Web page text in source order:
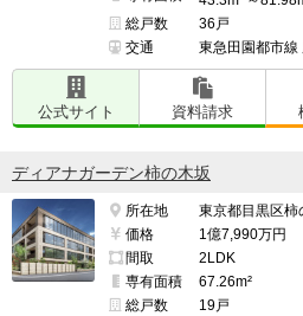
総戸数
36戸
交通
東急田園都市線
公式サイト 資料請求
ディアナガーデン柿の木坂
所在地
東京都目黒区柿
価格
1億7,990万円
間取
2LDK
専有面積
67.26m²
総戸数
19戸